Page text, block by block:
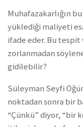
Muhafazakarlığın
yüklediği maliyeti
ifade eder. Bu
zorlanmadan
gidilebilir?
Süleyman Seyfi
noktadan sonra bir
“Çünkü” diyor, “bir